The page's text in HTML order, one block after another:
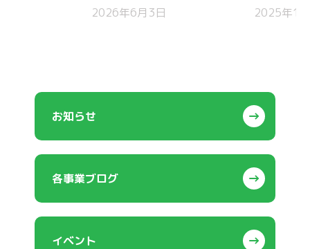
2026年6月3日
2025年12
お知らせ
各事業ブログ
イベント